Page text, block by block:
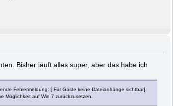
Bisher läuft alles super, aber das habe ich
Fehlermeldung: [ Für Gäste keine Dateianhänge sichtbar]
Möglichkeit auf Win 7 zurückzusetzen.